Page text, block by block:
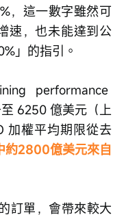
，這一數字雖然可
速，也未能達到公
」的指引。
performance
6250 億美元（上
加權平均期限從去
約2800億美元來自
訂單，會帶來較大